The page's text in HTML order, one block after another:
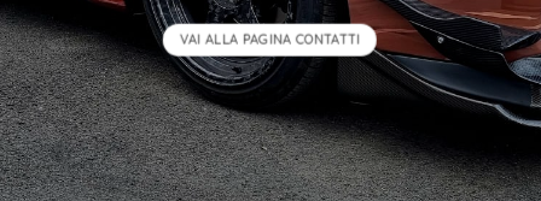
VAI ALLA PAGINA CONTATTI